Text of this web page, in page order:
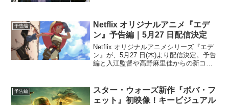
予告編
Netflix オリジナルアニメ『エデ
ン』予告編｜5月27 日配信決定
Netflix オリジナルアニメシリーズ『エデ
ン』が、5月27 日(木)より配信決定。予告
編と入江監督や高野麻里佳からの新コメ
分×4 話でアニメシリーズとしてはもち...
予告編
スター・ウォーズ新作『ボバ・フ
ェット』初映像！キービジュアル